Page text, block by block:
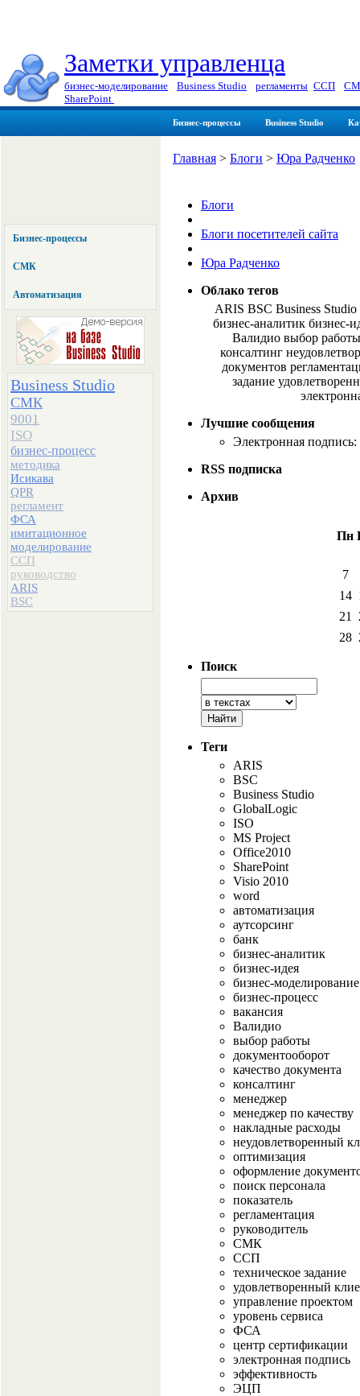
Заметки управленца
бизнес-моделирование Business Studio регламенты ССП
SharePoint
Бизнес-процессы Business Studio
Бизнес-процессы
СМК
Автоматизация
Business Studio
СМК
9001
ISO
бизнес-процесс
методика
Исикава
QPR
регламент
ФСА
имитационное
моделирование
ССП
руководство
ARIS
BSC
Главная > Блоги > Юра Радченко
Блоги
Блоги посетителей сайта
Юра Радченко
Облако тегов
ARIS BSC Business
бизнес-аналитик бизнес-
Валидио выбор
консалтинг
документов
задание
Лучшие сообщения
Электронная
RSS подписка
Архив
Пн
7
14
21
28
Поиск
Теги
ARIS
BSC
Business Studio
GlobalLogic
ISO
MS Project
Office2010
SharePoint
Visio 2010
word
автоматизация
аутсорсинг
банк
бизнес-аналитик
бизнес-идея
бизнес-моделирование
бизнес-процесс
вакансия
Валидио
выбор работы
документооборот
качество документа
консалтинг
менеджер
менеджер по качеству
накладные расходы
неудовлетворенный
оптимизация
оформление
поиск персонала
показатель
регламентация
руководитель
СМК
ССП
техническое задание
удовлетворенный
управление проектом
уровень сервиса
ФСА
центр сертификации
электронная подпись
эффективность
ЭЦП